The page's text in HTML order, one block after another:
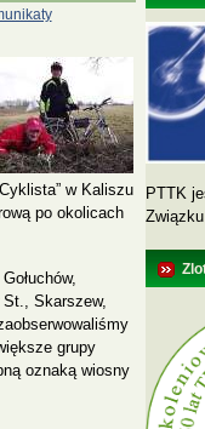
w Kaliszu
po okolicach
Skarszew,
grupy
oznaką wiosny
PTTK